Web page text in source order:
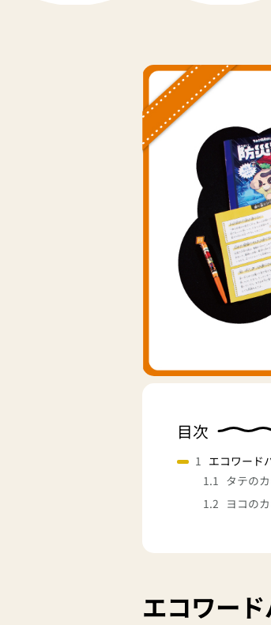
目次
エコワード
タテの
ヨコの
エコワー